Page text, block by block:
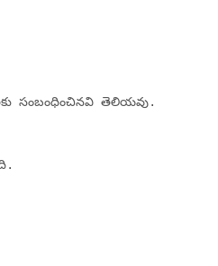
సంబంధించినవి తెలియవు.